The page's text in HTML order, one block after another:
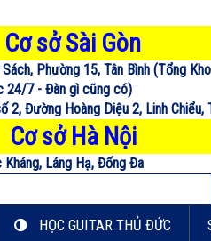
Cơ sở Sài Gòn
Phường 15, Tân Bình (Tổng
24/7 - Đàn gì cũng có)
2, Đường Hoàng Diệu 2, Linh Chiểu,
Cơ sở Hà Nội
Láng Hạ, Đống Đa
HỌC GUITAR THỦ ĐỨC